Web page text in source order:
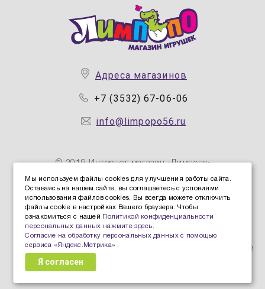
Адреса магазинов
+7 (3532) 67-06-06
info@limpopo56.ru
© 2019 Интернет магазин «Лимпопо»
Политика конфиденциальности персональных данных
Политика защиты и обработки персональных данных
Согласие Пользователя на обработку персональных
данных
Согласие на обработку персональных данных с помощью
сервиса «Яндекс.Метрика»
Мы используем файлы cookies для улучшения работы сайта.
Оставаясь на нашем сайте, вы соглашаетесь с условиями
использования файлов cookies. Вы всегда можете отключить
файлы cookie в настройках Вашего браузера. Чтобы
ознакомиться с нашей
Политикой конфиденциальности
персональных данных нажмите здесь .
Согласие на обработку персональных данных с помощью
сервиса «Яндекс.Метрика» .
Я согласен